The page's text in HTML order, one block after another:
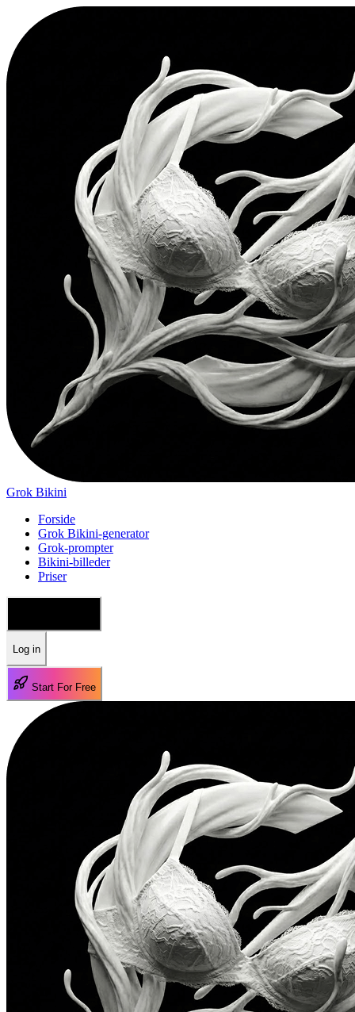
Grok Bikini
Forside
Grok Bikini-generator
Grok-prompter
Bikini-billeder
Priser
Log in
Start For Free